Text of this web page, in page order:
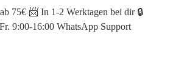
75€ 📨 In 1-2 Werktagen bei dir 🔒
9:00-16:00 WhatsApp Support